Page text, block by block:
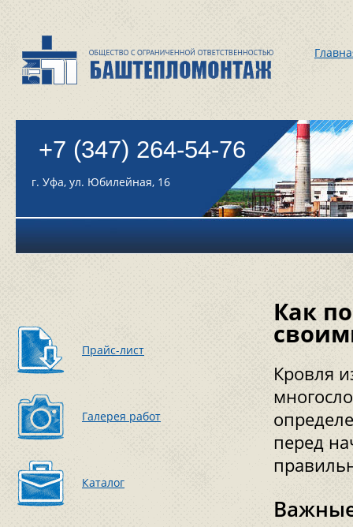
+7 (347) 264-54-76
г. Уфа, ул. Юбилейная, 16
Прайс-лист
Галерея работ
Каталог
Как
Кровля
перед